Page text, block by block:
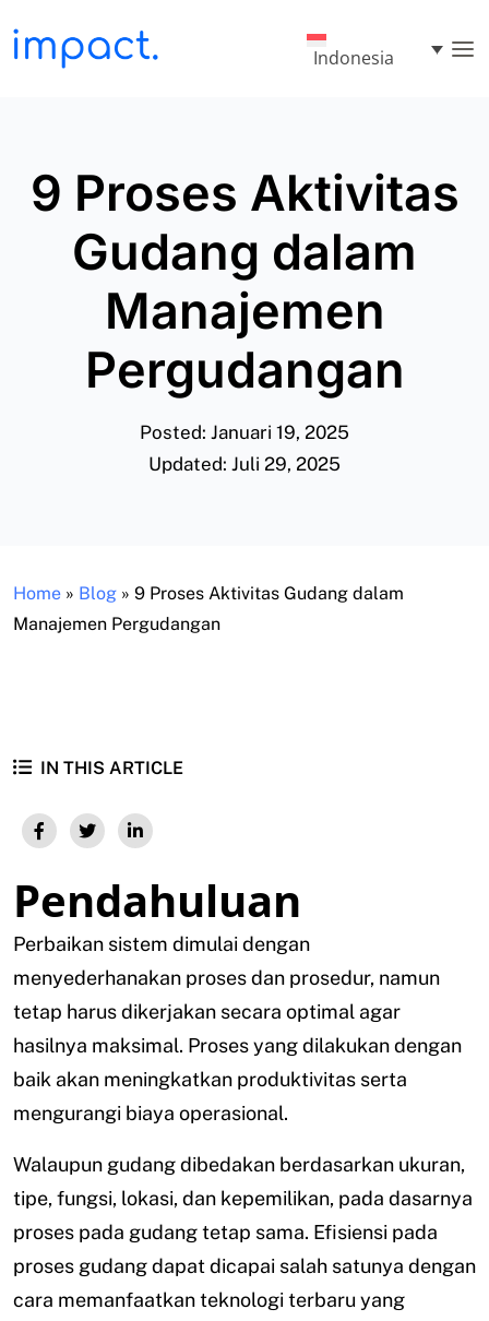
Indonesia
9 Proses Aktivitas
Gudang dalam
Manajemen
Pergudangan
Posted: Januari 19, 2025
Updated: Juli 29, 2025
Home » Blog » 9 Proses Aktivitas Gudang dalam
Manajemen Pergudangan
IN THIS ARTICLE
Pendahuluan
Perbaikan sistem dimulai dengan
menyederhanakan proses dan prosedur, namun
tetap harus dikerjakan secara optimal agar
hasilnya maksimal. Proses yang dilakukan dengan
baik akan meningkatkan produktivitas serta
mengurangi biaya operasional.
Walaupun gudang dibedakan berdasarkan ukuran,
tipe, fungsi, lokasi, dan kepemilikan, pada dasarnya
proses pada gudang tetap sama. Efisiensi pada
proses gudang dapat dicapai salah satunya dengan
cara memanfaatkan teknologi terbaru yang